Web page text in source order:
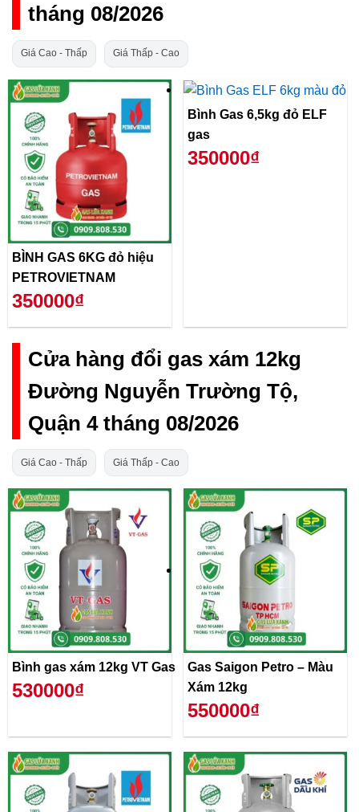
tháng 08/2026
Giá Cao - Thấp Giá Thấp - Cao
BÌNH GAS 6KG đỏ hiệu
PETROVIETNAM
350000₫
Bình Gas 6,5kg đỏ ELF
gas
350000₫
Cửa hàng đổi gas xám 12kg
Đường Nguyễn Trường Tộ,
Quận 4 tháng 08/2026
Giá Cao - Thấp Giá Thấp - Cao
Bình gas xám 12kg VT Gas
530000₫
Gas Saigon Petro – Màu
Xám 12kg
550000₫